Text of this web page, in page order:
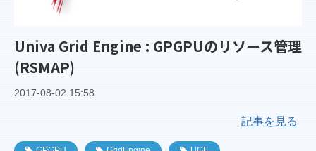
Univa Grid Engine : GPGPUのリソース管理
(RSMAP)
2017-08-02 15:58
記事を見る